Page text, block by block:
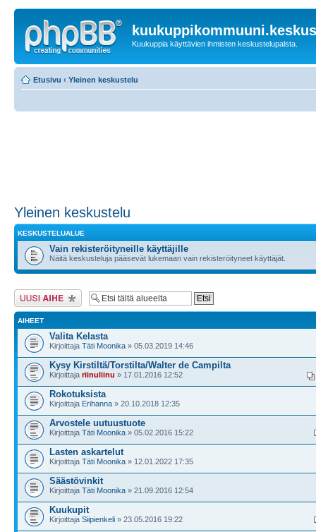
Kuukuppia käyttävien ihmisten keskustelupalsta.
Etusivu ‹ Yleinen keskustelu
Yleinen keskustelu
KESKUSTELUALUE
Vain rekisteröityneille käyttäjille
Näitä keskusteluja pääsevät lukemaan vain rekisteröityneet käyttäjät.
Lähetä uusi viesti
AIHEET
Valita Kelasta
Kirjoittaja Täti Moonika » 05.03.2019 14:46
Kysy Kirstiltä/Torstilta/Walter de Campilta
Kirjoittaja riinuliinu » 17.01.2016 12:52
Rokotuksista
Kirjoittaja Erihanna » 20.10.2018 12:35
Arvostele uutuustuote
Kirjoittaja Täti Moonika » 05.02.2016 15:22
Lasten askartelut
Kirjoittaja Täti Moonika » 12.01.2022 17:35
Säästövinkit
Kirjoittaja Täti Moonika » 21.09.2016 12:54
Kuukupit
Kirjoittaja Siipienkeli » 23.05.2016 19:22